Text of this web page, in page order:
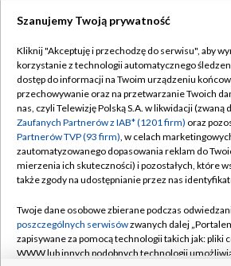
TVP
Abonament TVP
Emisja w TVP
Centrum informacji TVP
Naziemna Telewizja Cyfrowa
Rada Programowa
System NOS
Regulamin TVP
Polityka
Moje zgody
Pomoc
Kontakt
Szanujemy Twoją prywatność
Kliknij "Akceptuję i przechodzę do serwisu", aby
korzystanie z technologii automatycznego
dostęp do informacji na Twoim urządzeniu
przechowywanie oraz na przetwarzanie Twoich
nas, czyli Telewizję Polską S.A. w likwidacji (zwaną
Zaufanych Partnerów z IAB* (1201 firm) oraz
Partnerów TVP (93 firm), w celach
zautomatyzowanego dopasowania reklam do
mierzenia ich skuteczności) i pozostałych, które
także zgody na udostępnianie przez nas
Twoje dane osobowe zbierane podczas
poszczególnych serwisówzwanych dalej
zapisywane za pomocą technologii takich jak: pliki
WWW lub innych podobnych technologii